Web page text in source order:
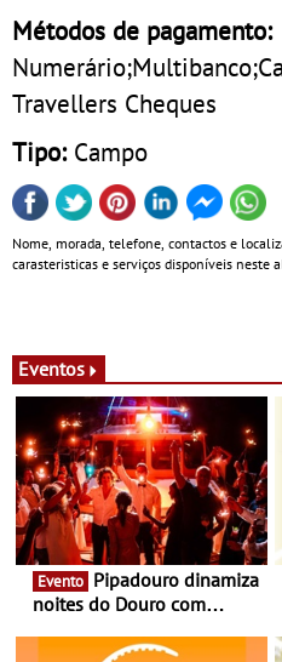
Métodos de pagamento:
Travellers Cheques
Tipo: Campo
Nome, morada, telefone, contactos e
carasteristicas e serviços disponíveis neste
Eventos
Evento
noites do Douro com
vinho, gastronomia e